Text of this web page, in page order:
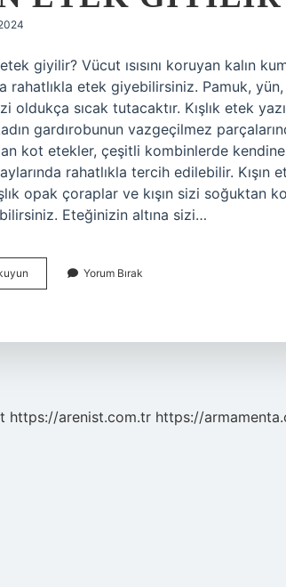
etek giyilir? Vücut ısısını koruyan kalın
rahatlıkla etek giyebilirsiniz. Pamuk,
oldukça sıcak tutacaktır. Kışlık etek
gardırobunun vazgeçilmez
kot etekler, çeşitli kombinlerde
rahatlıkla tercih edilebilir.
opak çoraplar ve kışın sizi soğuktan
Eteğinizin altına sizi…
Etek
Yorum Bırak
https://arenist.com.tr https://